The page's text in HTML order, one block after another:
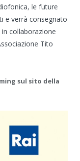
le future
e verrà consegnato
collaborazione
Tito
sul sito della